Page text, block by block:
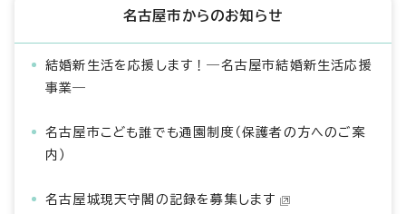
名古屋市からのお知らせ
結婚新生活を応援します！―名古屋市結婚新生活応援
事業―
名古屋市こども誰でも通園制度（保護者の方へのご案
内）
名古屋城現天守閣の記録を募集します